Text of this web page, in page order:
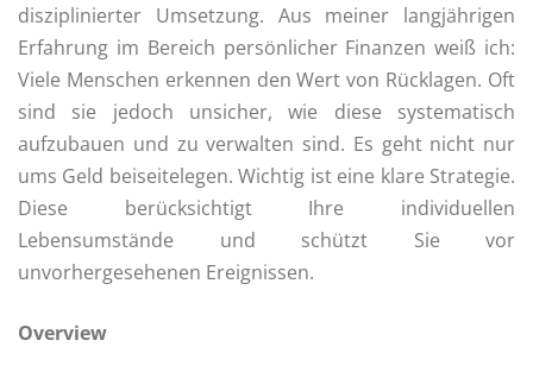
disziplinierter Umsetzung. Aus meiner langjährigen
Erfahrung im Bereich persönlicher Finanzen weiß ich:
Viele Menschen erkennen den Wert von Rücklagen. Oft
sind sie jedoch unsicher, wie diese systematisch
aufzubauen und zu verwalten sind. Es geht nicht nur
ums Geld beiseitelegen. Wichtig ist eine klare Strategie.
Diese berücksichtigt Ihre individuellen
Lebensumstände und schützt Sie vor
unvorhergesehenen Ereignissen.
Overview